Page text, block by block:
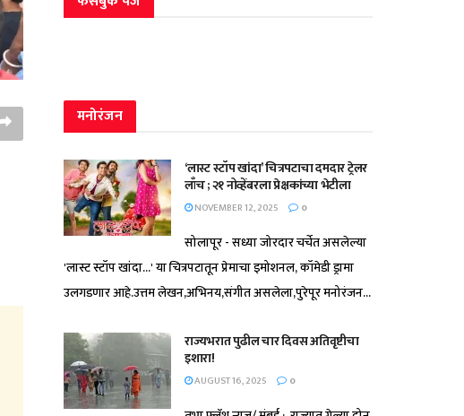
मनोरंजन
‘लास्ट स्टॉप खांदा’ चित्रपटाचा दमदार ट्रेलर
लाँच ; २१ नोव्हेंबरला प्रेक्षकांच्या भेटीला
NOVEMBER 12, 2025 0
सोलापूर - सध्या जोरदार चर्चेत असलेल्या
'लास्ट स्टॉप खांदा...' या चित्रपटातून प्रेमाचा इमोशनल, कॉमेडी ड्रामा
उलगडणार आहे.उत्तम लेखन,अभिनय,संगीत असलेला,पुरेपूर मनोरंजन...
राज्यभरात पुढील चार दिवस अतिवृष्टीचा
इशारा!
AUGUST 16, 2025 0